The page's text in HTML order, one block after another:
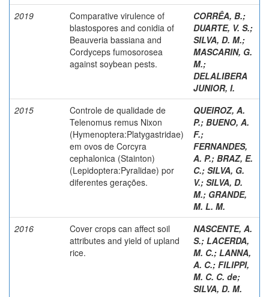
2019
Comparative virulence of
blastospores and conidia of
Beauveria bassiana and
Cordyceps fumosorosea
against soybean pests.
CORRÊA, B.;
DUARTE, V. S.;
SILVA, D. M.;
MASCARIN, G.
M.;
DELALIBERA
JUNIOR, I.
2015
Controle de qualidade de
Telenomus remus Nixon
(Hymenoptera:Platygastridae)
em ovos de Corcyra
cephalonica (Stainton)
(Lepidoptera:Pyralidae) por
diferentes gerações.
QUEIROZ, A.
P.; BUENO, A.
F.;
FERNANDES,
A. P.; BRAZ, E.
C.; SILVA, G.
V.; SILVA, D.
M.; GRANDE,
M. L. M.
2016
Cover crops can affect soil
attributes and yield of upland
rice.
NASCENTE, A.
S.; LACERDA,
M. C.; LANNA,
A. C.; FILIPPI,
M. C. C. de;
SILVA, D. M.